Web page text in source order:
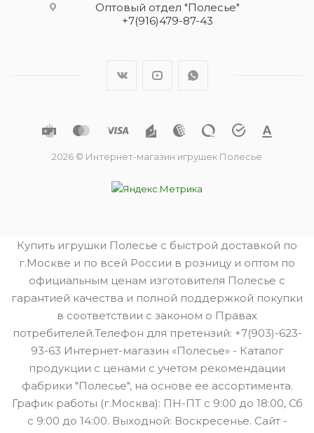
Оптовый отдел "Полесье"
+7(916)479-87-43
2026 © Интернет-магазин игрушек Полесье
Купить игрушки Полесье с быстрой доставкой по
г.Москве и по всей России в розницу и оптом по
официальным ценам изготовителя Полесье с
гарантией качества и полной поддержкой покупки
в соответствии с законом о Правах
потребителей.Телефон для претензий: +7(903)-623-
93-63 Интернет-магазин «Полесье» - Каталог
продукции с ценами с учетом рекомендации
фабрики "Полесье", на основе ее ассортимента.
График работы (г.Москва): ПН-ПТ с 9:00 до 18:00, Сб
с 9:00 до 14:00. Выходной: Воскресенье. Сайт -